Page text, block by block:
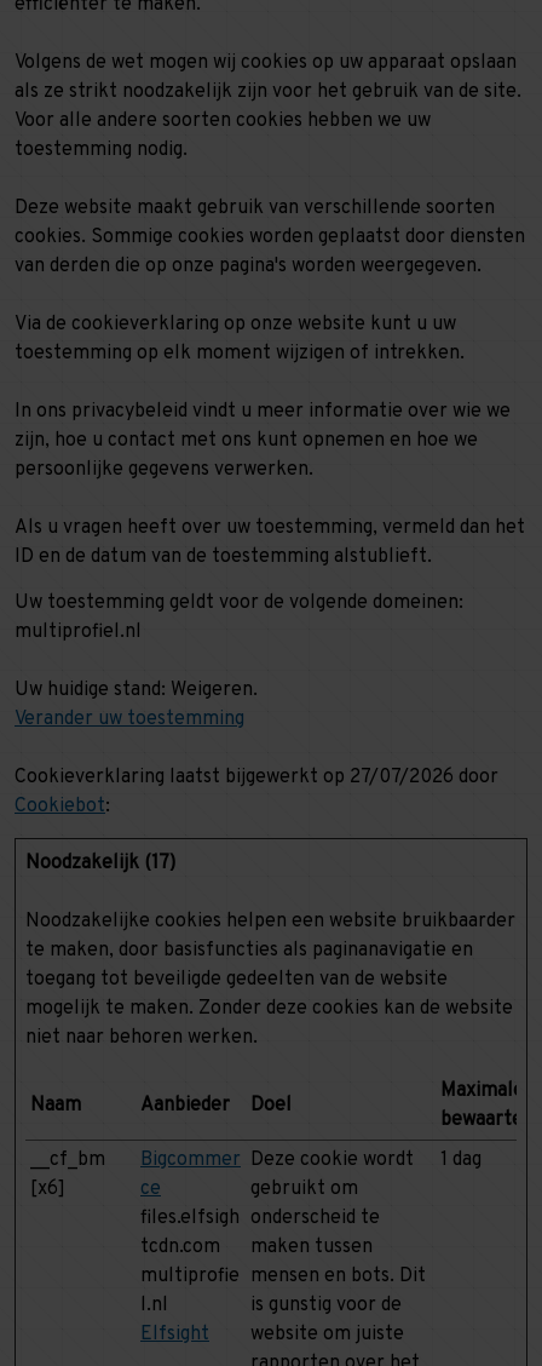
efficiënter te maken.
Volgens de wet mogen wij cookies op uw apparaat opslaan
als ze strikt noodzakelijk zijn voor het gebruik van de site.
Voor alle andere soorten cookies hebben we uw
toestemming nodig.
Deze website maakt gebruik van verschillende soorten
cookies. Sommige cookies worden geplaatst door diensten
van derden die op onze pagina's worden weergegeven.
Via de cookieverklaring op onze website kunt u uw
toestemming op elk moment wijzigen of intrekken.
In ons privacybeleid vindt u meer informatie over wie we
zijn, hoe u contact met ons kunt opnemen en hoe we
persoonlijke gegevens verwerken.
Als u vragen heeft over uw toestemming, vermeld dan het
ID en de datum van de toestemming alstublieft.
Uw toestemming geldt voor de volgende domeinen:
multiprofiel.nl
Uw huidige stand: Weigeren.
Verander uw toestemming
Cookieverklaring laatst bijgewerkt op 27/07/2026 door
Cookiebot:
Noodzakelijk (17)
Noodzakelijke cookies helpen een website bruikbaarder
te maken, door basisfuncties als paginanavigatie en
toegang tot beveiligde gedeelten van de website
mogelijk te maken. Zonder deze cookies kan de website
niet naar behoren werken.
Naam Aanbieder Doel
Maximale
__cf_bm
[x6]
Bigcommer
ce
files.elfsigh
tcdn.com
multiprofie
l.nl
Elfsight
Deze cookie wordt
gebruikt om
onderscheid te
maken tussen
mensen en bots. Dit
is gunstig voor de
website om juiste
1 dag